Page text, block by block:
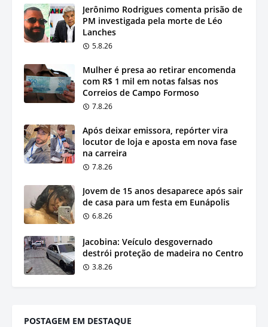
Jerônimo Rodrigues comenta prisão de
PM investigada pela morte de Léo
Lanches
5.8.26
Mulher é presa ao retirar encomenda
com R$ 1 mil em notas falsas nos
Correios de Campo Formoso
7.8.26
Após deixar emissora, repórter vira
locutor de loja e aposta em nova fase
na carreira
7.8.26
Jovem de 15 anos desaparece após sair
de casa para um festa em Eunápolis
6.8.26
Jacobina: Veículo desgovernado
destrói proteção de madeira no Centro
3.8.26
POSTAGEM EM DESTAQUE